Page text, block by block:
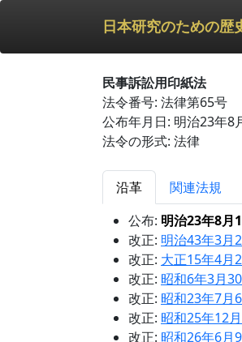
日本研究のための歴
民事訴訟用印紙法
法令番号: 法律第65号
公布年月日: 明治23年8
法令の形式: 法律
沿革 関連法規
公布: 明治23年8月
改正: 明治43年3月
改正: 大正15年4月
改正: 昭和6年3月
改正: 昭和23年7月
改正: 昭和25年12
改正: 昭和26年6月